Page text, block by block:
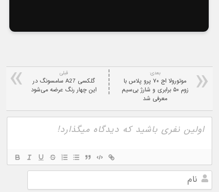
قبلی
گلکسی A27 سامسونگ در
این چهار رنگ عرضه می‌شود
بعدی:
موتورولا اج ۷۰ پرو پلاس با
زوم ۵۰ برابری و شارژ بی‌سیم
معرفی شد
نام